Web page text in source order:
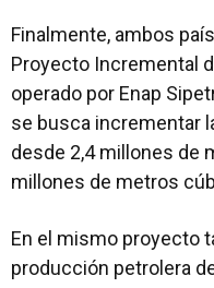
Finalmente, ambos
Proyecto Incremental
operado por Enap
se busca incrementar
desde 2,4 millones de
millones de metros
En el mismo proyecto
producción petrolera